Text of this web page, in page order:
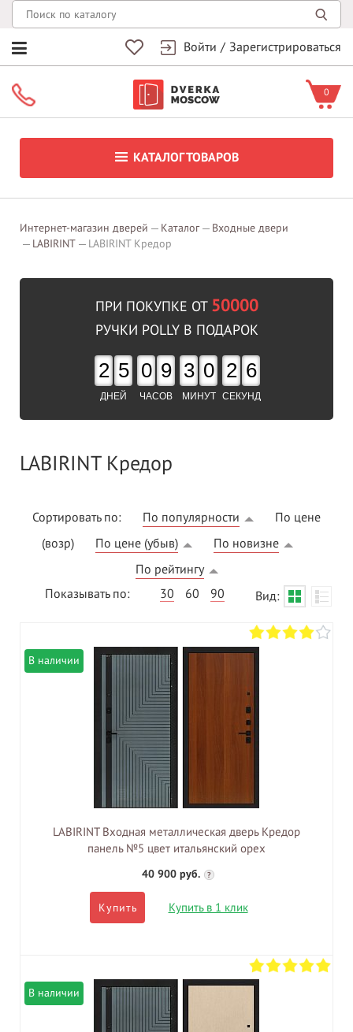
Войти / Зарегистрироваться
0
КАТАЛОГ ТОВАРОВ
Интернет-магазин дверей Каталог
Входные двери
LABIRINT
LABIRINT Кредор
ПРИ ПОКУПКЕ ОТ 50000
РУЧКИ POLLY В ПОДАРОК
2 5
ДНЕЙ
0 9
ЧАСОВ
3 0
МИНУТ
2 5
СЕКУНД
LABIRINT Кредор
Сортировать по: По популярности
По цене
(возр)
По цене (убыв)
По новизне
По рейтингу
Показывать по:
30 60 90 Вид:
В наличии
LABIRINT Входная металлическая дверь Кредор
панель №5 цвет итальянский орех
40 900 руб. ?
Купить Купить в 1 клик
В наличии